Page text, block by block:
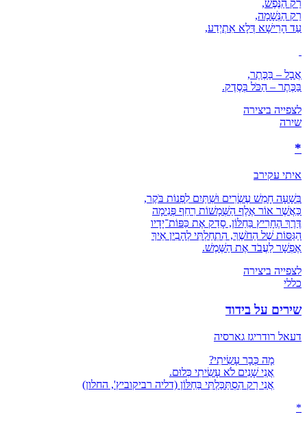
רַק הַנֶּפֶשׁ,
רַק הַנְּשָׁמָה,
עַד הָרֵישָׁא דְּלָא אִתְיְדַע,
אֲבָל – בַּכֶּתֶר,
בַּכֶּתֶר – הַכֹּל בְּסֶדֶק.
לצפייה ביצירה
שירה
*
איתי עקירב
בְּשָׁעָה חָמֵשׁ עֶשְׂרִים וּשְׁתַּיִם לִפְנוֹת בֹּקֶר,
כַּאֲשֶׁר אוֹר אֶלֶף הַשְּׁמָשׁוֹת רִחֵף פְּנִימָה
דֶּרֶךְ הֶחָרִיץ בַּחַלּוֹן, סָדַק אֶת כַּפּוֹת־יָדָיו
הַגַּסּוֹת שֶׁל הַחֹשֶׁךְ, הִתְחַלְתִּי לְהָבִין אֵיךְ
אֶפְשָׁר לַעֲבֹד אֶת הַשֶּׁמֶשׁ.
לצפייה ביצירה
כללי
שירים על בידוד
דעאל רודריגז גארסיה
מָה כְּבָר עָשִׂיתִי?
אֲנִי שָׁנִים לֹא עָשִׂיתִי כְּלוּם.
אֲנִי רַק הִסְתַּכַּלְתִּי בַּחַלּוֹן (דליה רביקוביץ', החלון)
*